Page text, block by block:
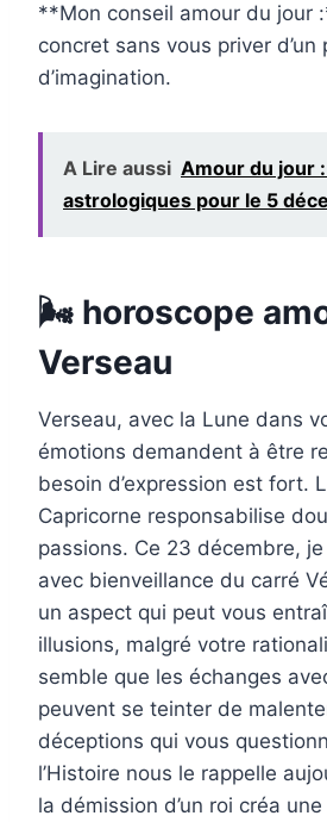
**Mon conseil amour du jour
concret sans vous priver d’un
d’imagination.
A Lire aussi Amour du jour
astrologiques pour le 5
🌬️ horoscope
Verseau
Verseau, avec la Lune dans
émotions demandent à être
besoin d’expression est fort.
Capricorne responsabilise
passions. Ce 23 décembre,
avec bienveillance du carré
un aspect qui peut vous
illusions, malgré votre
semble que les échanges
peuvent se teinter de
déceptions qui vous
l’Histoire nous le rappelle
la démission d’un roi créa